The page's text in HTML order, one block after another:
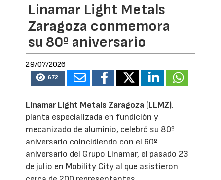
Linamar Light Metals
Zaragoza conmemora
su 80º aniversario
29/07/2026
672
Linamar Light Metals Zaragoza (LLMZ),
planta especializada en fundición y
mecanizado de aluminio, celebró su 80º
aniversario coincidiendo con el 60º
aniversario del Grupo Linamar, el pasado 23
de julio en Mobility City al que asistieron